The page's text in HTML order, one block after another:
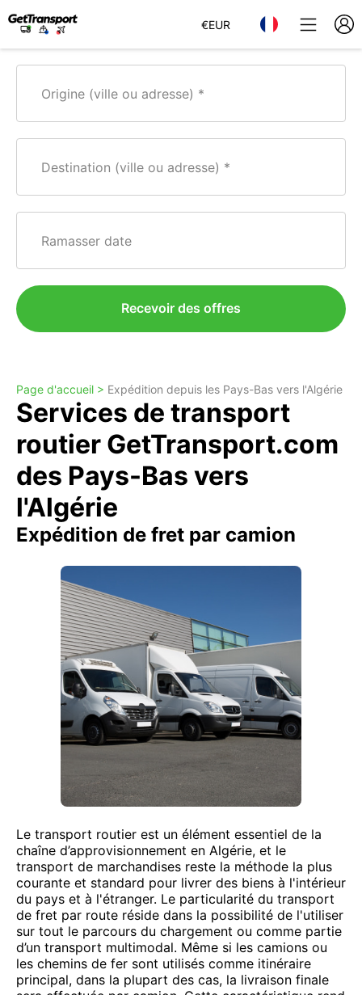
€EUR
Origine (ville ou adresse)
Destination (ville ou adresse)
Ramasser date
Recevoir des offres
Page d'accueil > Expédition depuis les Pays-Bas vers l'Algérie
Services de transport
routier GetTransport.com
des Pays-Bas vers
l'Algérie
Expédition de fret par camion
Le transport routier est un élément essentiel de la
chaîne d’approvisionnement en Algérie, et le
transport de marchandises reste la méthode la plus
courante et standard pour livrer des biens à l'intérieur
du pays et à l'étranger. Le particularité du transport
de fret par route réside dans la possibilité de l'utiliser
sur tout le parcours du chargement ou comme partie
d’un transport multimodal. Même si les camions ou
les chemins de fer sont utilisés comme itinéraire
principal, dans la plupart des cas, la livraison finale